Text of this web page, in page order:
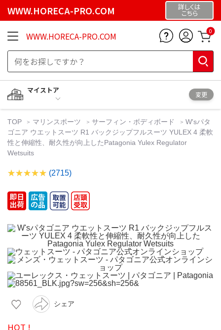
WWW.HORECA-PRO.COM 詳しくは
こちら
WWW.HORECA-PRO.COM 0
マイストア
変更
TOP マリンスポーツ サーフィン・ボディボード
W'sパタ
ゴニア ウエットスーツ R1 バックジップフルスーツ YULEX 4 柔軟
性と伸縮性、耐久性が向上したPatagonia Yulex Regulator
Wetsuits
(2715)
シェア
HOT !